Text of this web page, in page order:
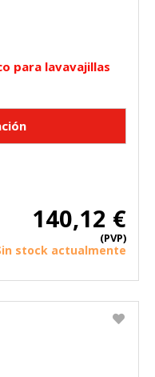
para lavavajillas
140,12 €
(PVP)
stock actualmente